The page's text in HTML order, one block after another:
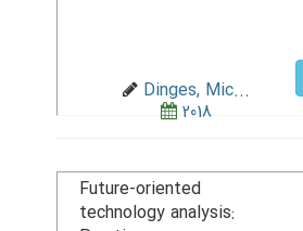
Dinges, Mic...
2018
Future-oriented
technology analysis: